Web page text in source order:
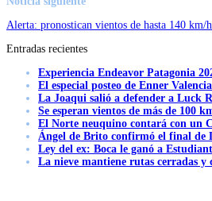
Alerta: pronostican vientos de hasta 140
Entradas recientes
Experiencia Endeavor Patagonia
El especial posteo de Enner
La Joaqui salió a defender a Luck
Se esperan vientos de más de 100
El Norte neuquino contará con un
Ángel de Brito confirmó el final de
Ley del ex: Boca le ganó a
La nieve mantiene rutas cerradas y